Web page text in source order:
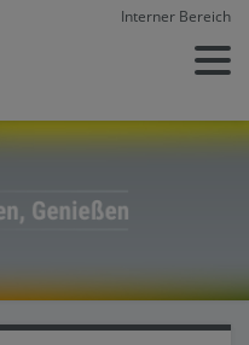
Interner Bereich